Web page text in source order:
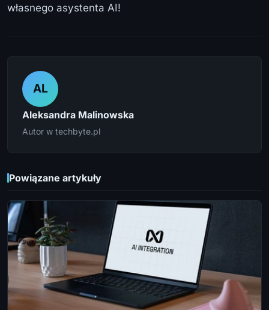
własnego asystenta AI!
AL
Aleksandra Malinowska
Autor w techbyte.pl
Powiązane artykuły